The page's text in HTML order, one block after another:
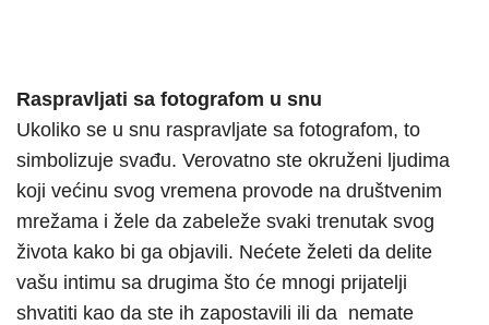
Raspravljati sa fotografom u snu
Ukoliko se u snu raspravljate sa fotografom, to
simbolizuje svađu. Verovatno ste okruženi ljudima
koji većinu svog vremena provode na društvenim
mrežama i žele da zabeleže svaki trenutak svog
života kako bi ga objavili. Nećete želeti da delite
vašu intimu sa drugima što će mnogi prijatelji
shvatiti kao da ste ih zapostavili ili da nemate